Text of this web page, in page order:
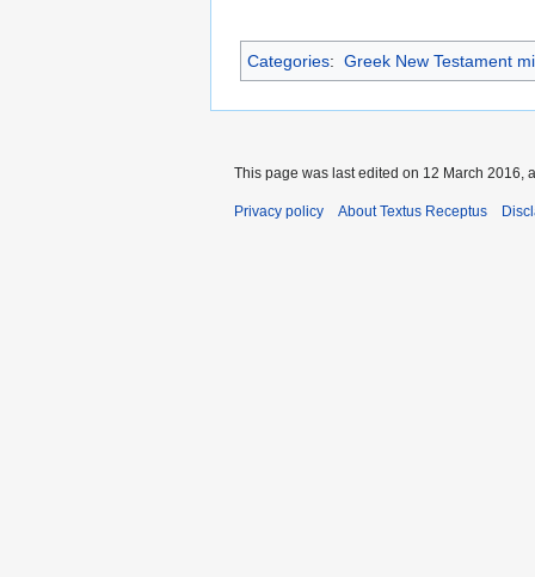
Categories: Greek New Testament
This page was last edited on 12 March 2016,
Privacy policy About Textus Receptus